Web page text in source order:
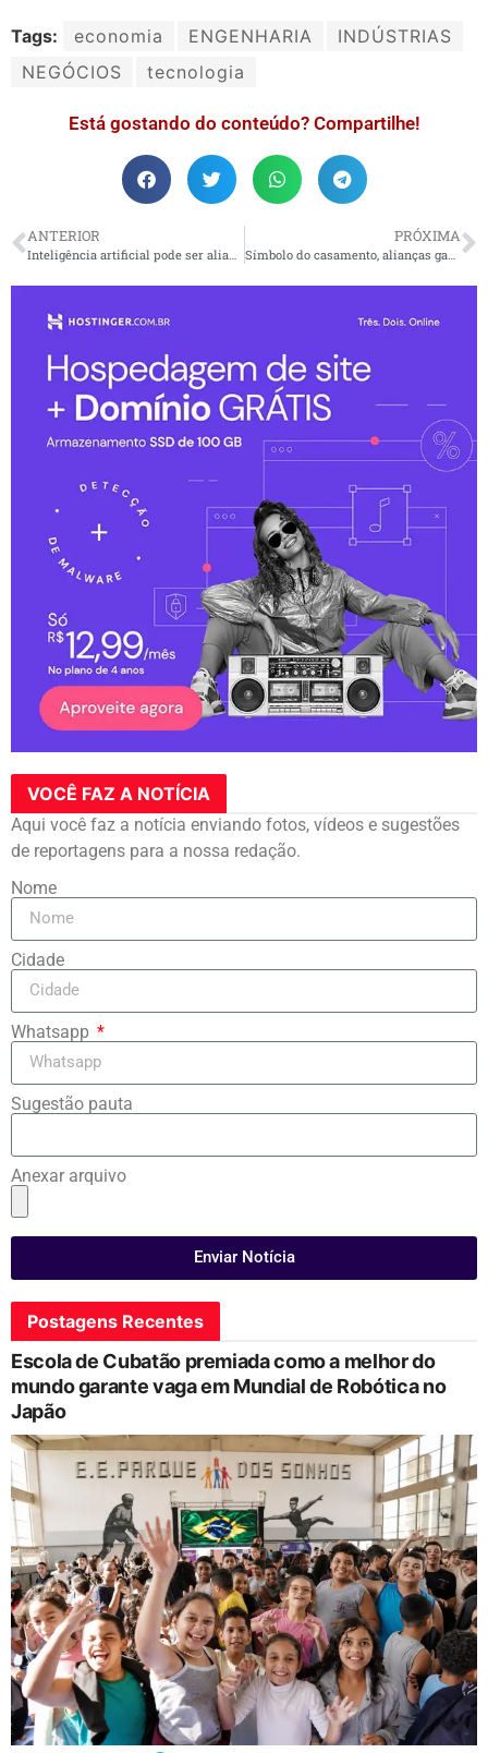
Tags: economia ENGENHARIA
INDÚSTRIAS
NEGÓCIOS
tecnologia
Está gostando do conteúdo? Compartilhe!
ANTERIOR PRÓXIMA
Símbolo do casamento, alianças ganham novas versões
VOCÊ FAZ A NOTÍCIA
Aqui você faz a notícia enviando fotos, vídeos e sugestões
de reportagens para a nossa redação.
Nome
Cidade
Whatsapp
Sugestão pauta
Anexar arquivo
Enviar Notícia
Postagens Recentes
Escola de Cubatão premiada como a melhor do
mundo garante vaga em Mundial de Robótica no
Japão